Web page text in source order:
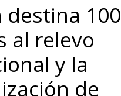
destina 100
al relevo
y la
de